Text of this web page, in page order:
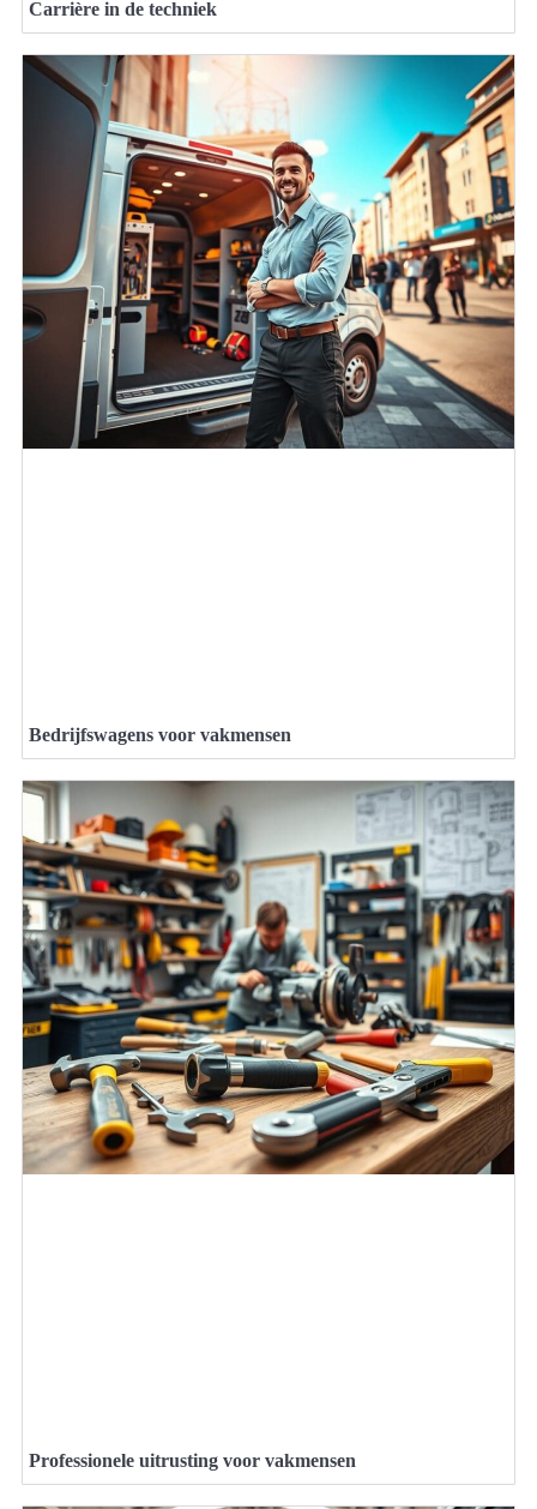
Carrière in de techniek
Bedrijfswagens voor vakmensen
Professionele uitrusting voor vakmensen